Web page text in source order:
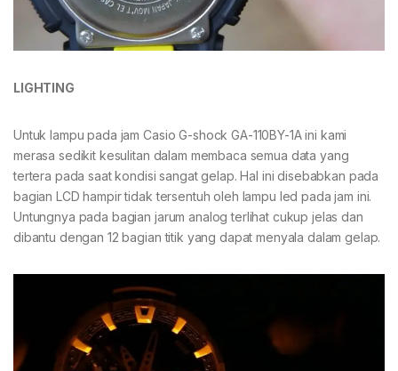
LIGHTING
Untuk lampu pada jam Casio G-shock GA-110BY-1A ini kami
merasa sedikit kesulitan dalam membaca semua data yang
tertera pada saat kondisi sangat gelap. Hal ini disebabkan pada
bagian LCD hampir tidak tersentuh oleh lampu led pada jam ini.
Untungnya pada bagian jarum analog terlihat cukup jelas dan
dibantu dengan 12 bagian titik yang dapat menyala dalam gelap.